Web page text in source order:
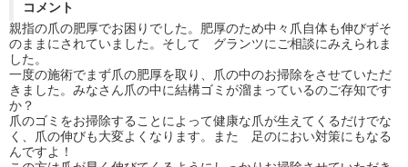
コメント
親指の爪の肥厚でお困りでした。肥厚のため中々爪自体も伸びずそ
のままにされていました。そして グランツにご相談にみえられま
した。
一度の施術でまず爪の肥厚を取り、爪の中のお掃除をさせていただ
きました。みなさん爪の中に結構ゴミが溜まっているのご存知です
か？
爪のゴミをお掃除することによって健康な爪が生えてくるだけでな
く、爪の伸びも大変よくなります。また 足のにおい対策にもなる
んですよ！